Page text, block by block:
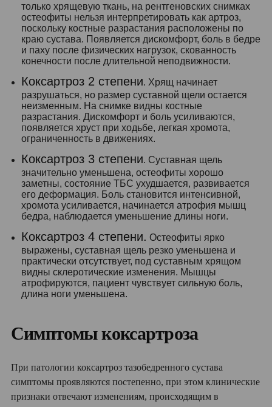
только хрящевую ткань, на рентгеновских снимках
остеофиты нельзя интерпретировать как артроз,
поскольку костные разрастания расположены по
краю сустава. Появляется дискомфорт, боль в бедре
и паху после физических нагрузок, скованность
конечности после длительной неподвижности.
Коксартроз 2 степени. Хрящ начинает
разрушаться, но размер суставной щели остается
неизменным. На снимке видны костные
разрастания. Дискомфорт и боль усиливаются,
появляется хруст при ходьбе, легкая хромота,
ограниченность в движениях.
Коксартроз 3 степени. Суставная щель
значительно уменьшена, остеофиты хорошо
заметны, состояние ТБС ухудшается, развивается
его деформация. Боль становится интенсивной,
хромота усиливается, начинается атрофия мышц
бедра, наблюдается уменьшение длины ноги.
Коксартроз 4 степени. Остеофиты ярко
выражены, суставная щель резко уменьшена и
практически отсутствует, под суставным хрящом
видны склеротические изменения. Мышцы
атрофируются, пациент чувствует сильную боль,
длина ноги уменьшена.
Симптомы коксартроза
При патологии коксартроз тазобедренного сустава
симптомы проявляются постепенно, при этом клинические
признаки отвечают изменениям, происходящим в